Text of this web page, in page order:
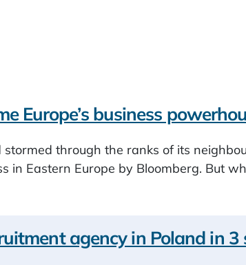
Europe’s business
through the ranks of its
in Eastern Europe by Bloomberg. But
agency in Poland in 3